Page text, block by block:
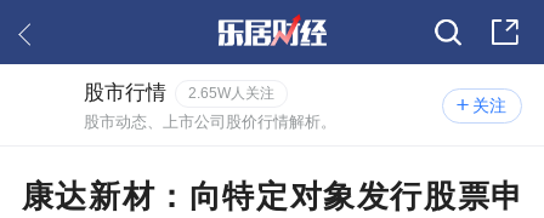
关注
股市行情 2.65W人关注
股市动态、上市公司股价行情解析。
康达新材：向特定对象发行股票申